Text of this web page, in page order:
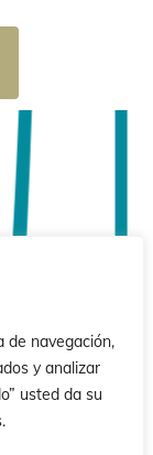
de navegación,
y analizar
usted da su